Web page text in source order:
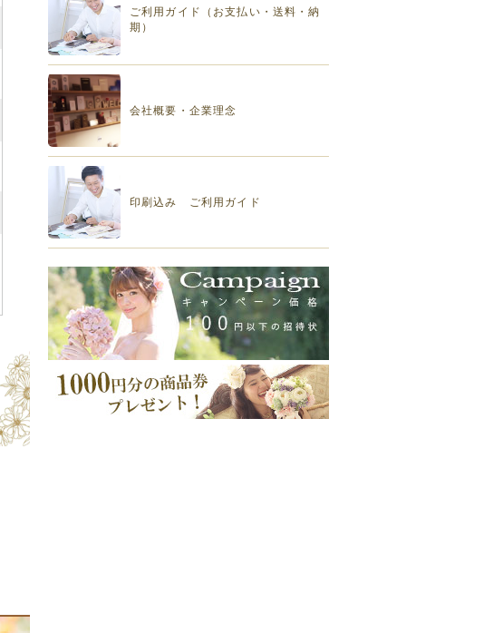
ご利用ガイド（お支払い・送料・納
期）
会社概要・企業理念
印刷込み ご利用ガイド